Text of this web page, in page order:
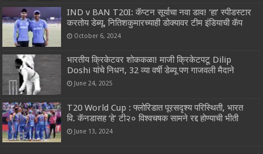
IND v BAN T20I: कॅप्टन सूर्याचा नवा डाव! ‘हा’ स्पीडस्टार
करतोय डेब्यू, नितिशकुमारच्याही डोक्यावर टीम इंडियाची कॅप
October 6, 2024
भारतीय क्रिकेटवर शोककळा! माजी क्रिकेटपटू Dilip
Doshi यांचे निधन, 32 व्या वर्षी डेब्यू पण गाजवली मैदाने
June 24, 2025
T20 World Cup : फ्लोरिडात पूरसदृश्य परिस्थिती, भारत
वि. कॅनडासह ‘हे’ टी२० विश्वचषक सामने रद्द होण्याची भीती
June 13, 2024